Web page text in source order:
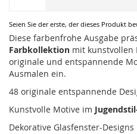
Seien Sie der erste, der dieses Produkt
Diese farbenfrohe Ausgabe
Farbkollektion mit kunstvollen
originale und entspannende
Ausmalen ein.
48 originale entspannende
Kunstvolle Motive im
Dekorative Glasfenster-Designs
Zum
Anfang
der
Bildergalerie
springen